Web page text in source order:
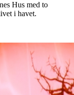
Hus med to
i havet.